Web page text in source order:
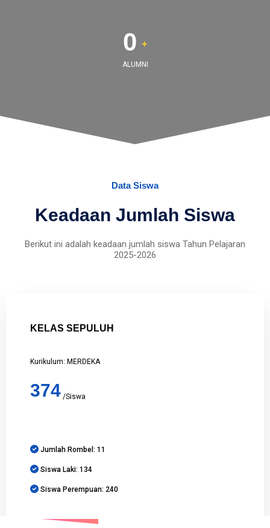
0 +
ALUMNI
Data Siswa
Keadaan Jumlah Siswa
Berikut ini adalah keadaan jumlah siswa Tahun Pelajaran
2025-2026
KELAS SEPULUH
Kurikulum: MERDEKA
374 /Siswa
Jumlah Rombel: 11
Siswa Laki: 134
Siswa Perempuan: 240